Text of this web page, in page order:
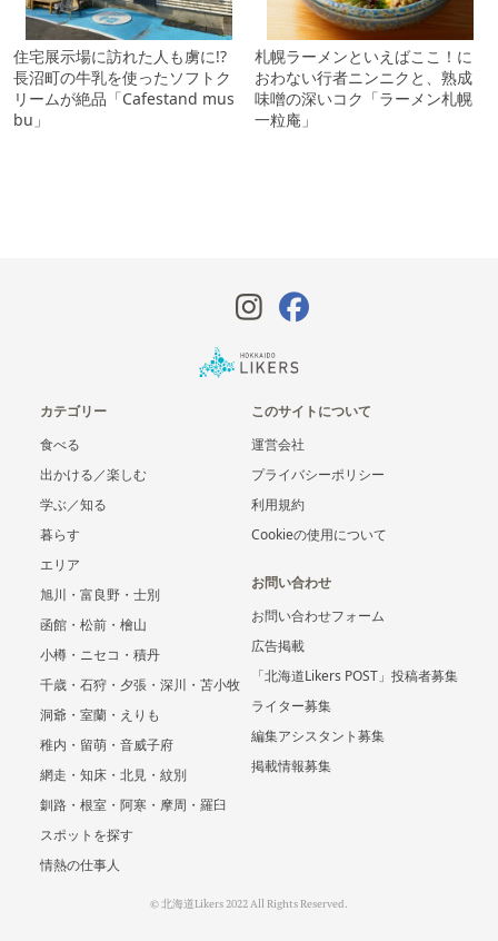
住宅展示場に訪れた人も虜に!?
長沼町の牛乳を使ったソフトク
リームが絶品「Cafestand mus
bu」
札幌ラーメンといえばここ！に
おわない行者ニンニクと、熟成
味噌の深いコク「ラーメン札幌
一粒庵」
カテゴリー
食べる
出かける／楽しむ
学ぶ／知る
暮らす
エリア
旭川・富良野・士別
函館・松前・檜山
小樽・ニセコ・積丹
千歳・石狩・夕張・深川・苫小牧
洞爺・室蘭・えりも
稚内・留萌・音威子府
網走・知床・北見・紋別
釧路・根室・阿寒・摩周・羅臼
スポットを探す
情熱の仕事人
このサイトについて
運営会社
プライバシーポリシー
利用規約
Cookieの使用について
お問い合わせ
お問い合わせフォーム
広告掲載
「北海道Likers POST」投稿者募集
ライター募集
編集アシスタント募集
掲載情報募集
© 北海道Likers 2022 All Rights Reserved.